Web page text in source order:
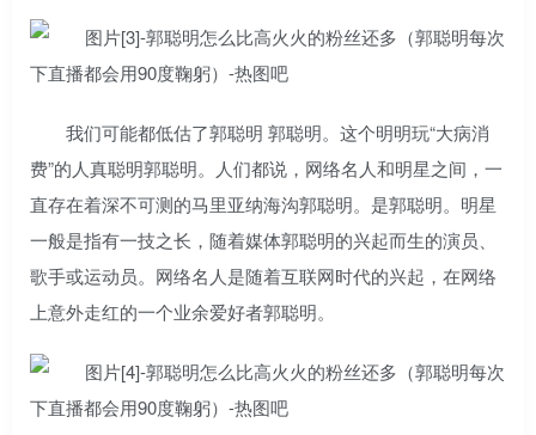
我们可能都低估了郭聪明 郭聪明。这个明明玩“大病消
费”的人真聪明郭聪明。人们都说，网络名人和明星之间，一
直存在着深不可测的马里亚纳海沟郭聪明。是郭聪明。明星
一般是指有一技之长，随着媒体郭聪明的兴起而生的演员、
歌手或运动员。网络名人是随着互联网时代的兴起，在网络
上意外走红的一个业余爱好者郭聪明。